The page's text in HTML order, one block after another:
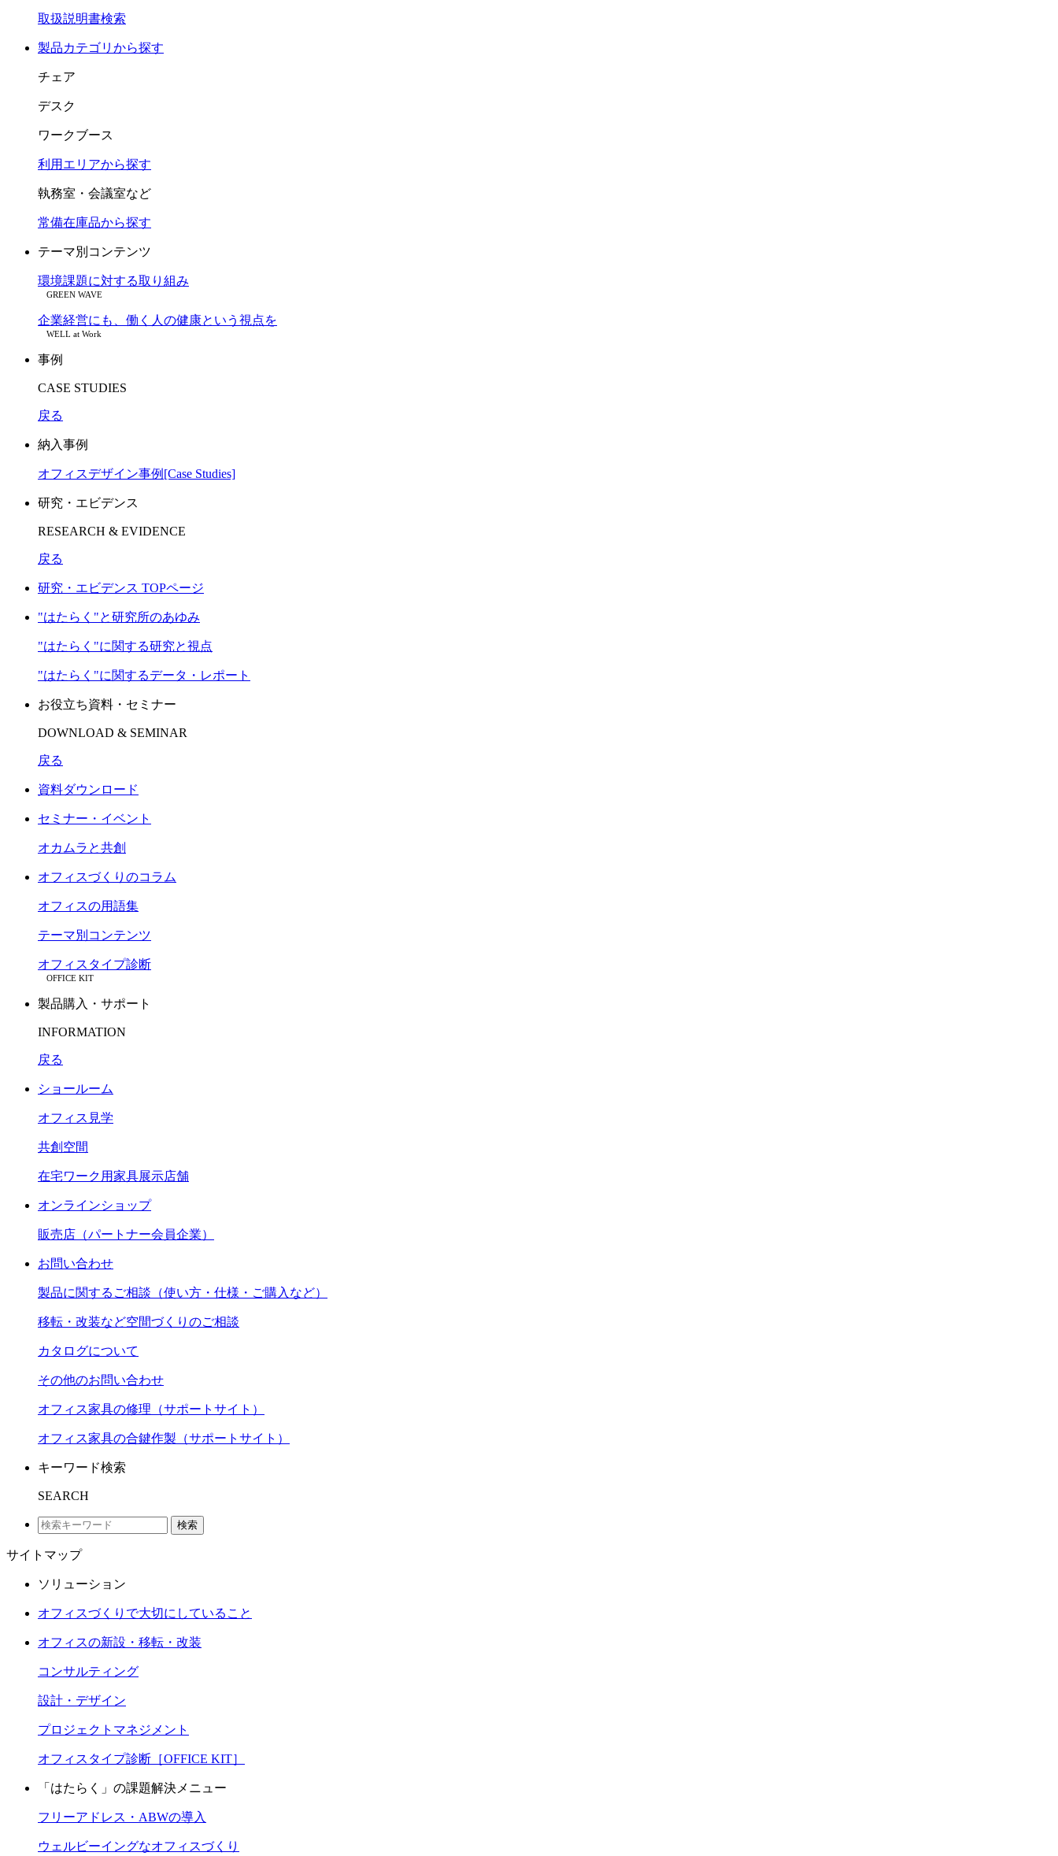
取扱説明書検索
製品カテゴリから探す
チェア
デスク
ワークブース
利用エリアから探す
執務室・会議室など
常備在庫品から探す
テーマ別コンテンツ
環境課題に対する取り組み
GREEN WAVE
企業経営にも、働く人の健康という視点を
WELL at Work
事例
CASE STUDIES
戻る
納入事例
オフィスデザイン事例[Case Studies]
研究・エビデンス
RESEARCH & EVIDENCE
戻る
研究・エビデンス TOPページ
"はたらく"と研究所のあゆみ
"はたらく"に関する研究と視点
"はたらく"に関するデータ・レポート
お役立ち資料・セミナー
DOWNLOAD & SEMINAR
戻る
資料ダウンロード
セミナー・イベント
オカムラと共創
オフィスづくりのコラム
オフィスの用語集
テーマ別コンテンツ
オフィスタイプ診断
OFFICE KIT
製品購入・サポート
INFORMATION
戻る
ショールーム
オフィス見学
共創空間
在宅ワーク用家具展示店舗
オンラインショップ
販売店（パートナー会員企業）
お問い合わせ
製品に関するご相談（使い方・仕様・ご購入など）
移転・改装など空間づくりのご相談
カタログについて
その他のお問い合わせ
オフィス家具の修理（サポートサイト）
オフィス家具の合鍵作製（サポートサイト）
キーワード検索
SEARCH
検索
サイトマップ
ソリューション
オフィスづくりで大切にしていること
オフィスの新設・移転・改装
コンサルティング
設計・デザイン
プロジェクトマネジメント
オフィスタイプ診断［OFFICE KIT］
「はたらく」の課題解決メニュー
フリーアドレス・ABWの導入
ウェルビーイングなオフィスづくり